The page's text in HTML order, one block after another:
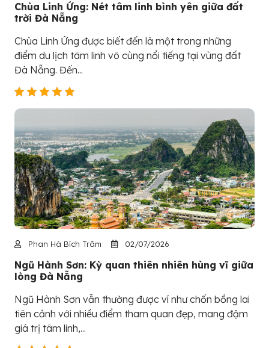
Chùa Linh Ứng: Nét tâm linh bình yên giữa đất
trời Đà Nẵng
Chùa Linh Ứng được biết đến là một trong những
điểm du lịch tâm linh vô cùng nổi tiếng tại vùng đất
Đà Nẵng. Đến...
Phan Hà Bích Trâm 02/07/2026
Ngũ Hành Sơn: Kỳ quan thiên nhiên hùng vĩ giữa
lòng Đà Nẵng
Ngũ Hành Sơn vẫn thường được ví như chốn bồng lai
tiên cảnh với nhiều điểm tham quan đẹp, mang đậm
giá trị tâm linh,...